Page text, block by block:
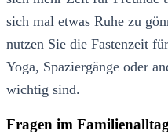
sich mal etwas Ruhe zu
nutzen Sie die Fastenzeit
Yoga, Spaziergänge oder
wichtig sind.
Fragen im